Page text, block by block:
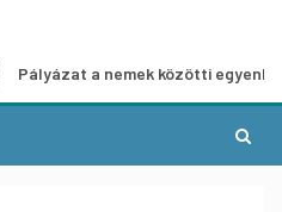
a nemek közötti egyenlőség